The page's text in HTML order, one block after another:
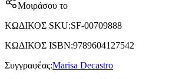
Μοιράσου το
ΚΩΔΙΚΟΣ SKU:SF-00709888
ΚΩΔΙΚΟΣ ISBN:9789604127542
Συγγραφέας:Marisa Decastro